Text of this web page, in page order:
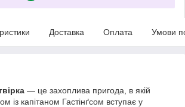
Доставка Оплата Умови
— це захоплива пригода, в якій
із капітаном Гастінґсом вступає у